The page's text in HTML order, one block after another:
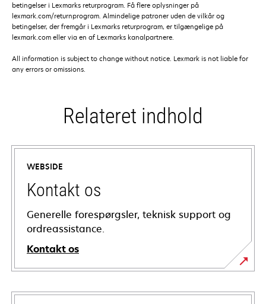
betingelser i Lexmarks returprogram. Få flere oplysninger på
lexmark.com/returnprogram. Almindelige patroner uden de vilkår og
betingelser, der fremgår i Lexmarks returprogram, er tilgængelige på
lexmark.com eller via en af Lexmarks kanalpartnere.
All information is subject to change without notice. Lexmark is not liable for
any errors or omissions.
Relateret indhold
WEBSIDE
Kontakt os
Generelle forespørgsler, teknisk support og
ordreassistance.
Kontakt os